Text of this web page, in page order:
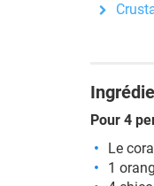
Pour 4
Le
1